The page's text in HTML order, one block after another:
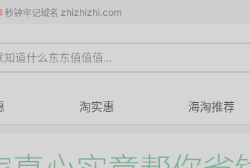
秒钟牢记域名 zhizhizhi.com
淘实惠 海淘推荐